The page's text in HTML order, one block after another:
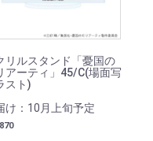
リルスタンド「憂国の
アーティ」45/C(場面写
スト)
け：10月上旬予定